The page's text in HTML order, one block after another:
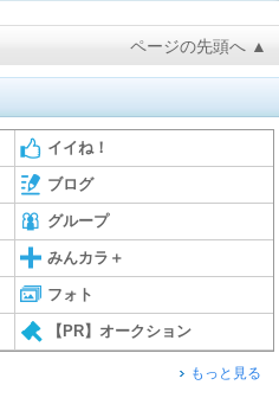
ページの先頭へ ▲
イイね！
ブログ
グループ
みんカラ＋
フォト
【PR】オークション
もっと見る